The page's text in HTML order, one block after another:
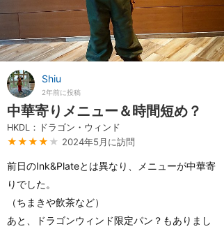
Shiu
2年前に投稿
中華寄りメニュー＆時間短め？
HKDL：ドラゴン・ウィンド
★★★★ ★ 2024年5月に訪問
前日のInk&Plateとは異なり、メニューが中華寄
りでした。
（ちまきや飲茶など）
あと、ドラゴンウィンド限定パン？もありまし